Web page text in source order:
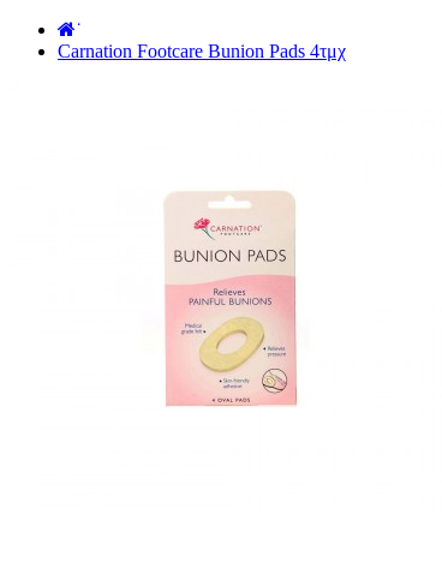
˙
Carnation Footcare Bunion Pads 4τμχ